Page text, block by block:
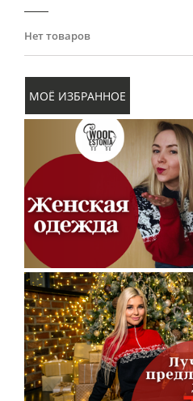
Нет товаров
МОЁ ИЗБРАННОЕ